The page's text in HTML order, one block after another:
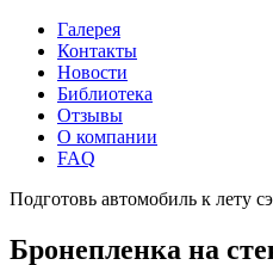
Галерея
Контакты
Новости
Библиотека
Отзывы
О компании
FAQ
Подготовь автомобиль к лету
Бронепленка на